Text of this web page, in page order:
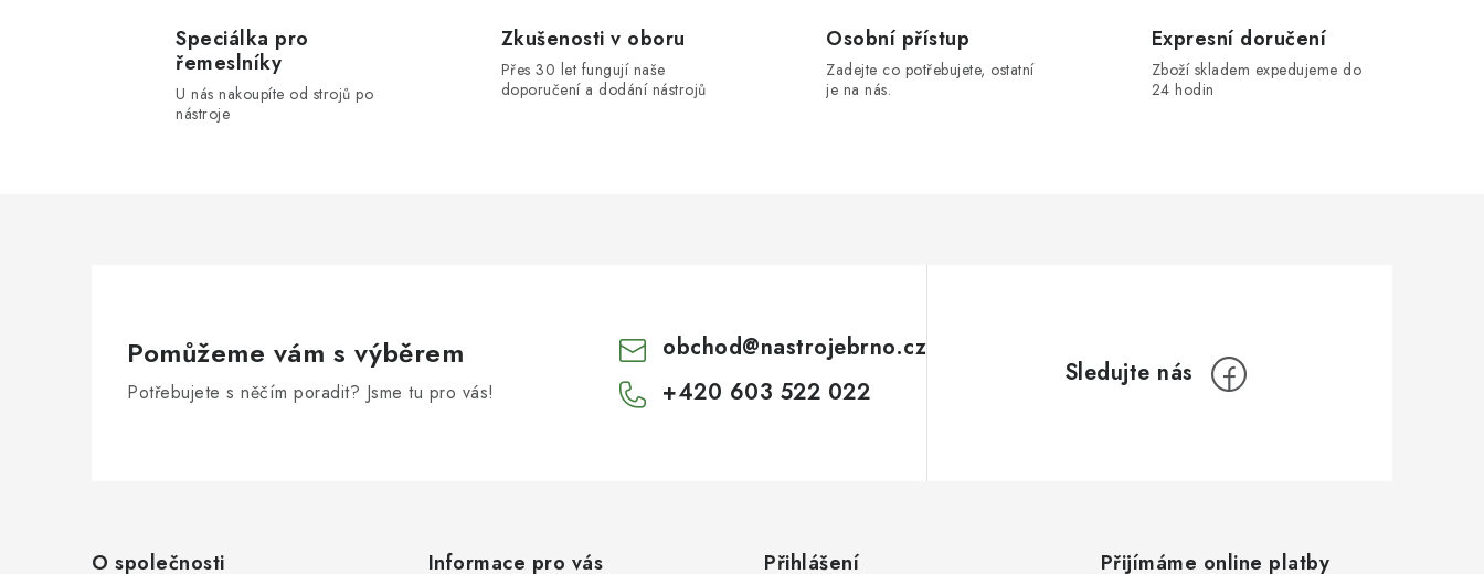
Speciálka pro
řemeslníky
U nás nakoupíte od strojů po
nástroje
Zkušenosti v oboru
Přes 30 let fungují naše
doporučení a dodání nástrojů
Osobní přístup
Zadejte co potřebujete, ostatní
je na nás.
Expresní doručení
Zboží skladem expedujeme do
24 hodin
Pomůžeme vám s výběrem
Potřebujete s něčím poradit? Jsme tu pro vás!
obchod@nastrojebrno.cz
+420 603 522 022
O společnosti Informace pro vás Přihlášení Přijímáme online platby